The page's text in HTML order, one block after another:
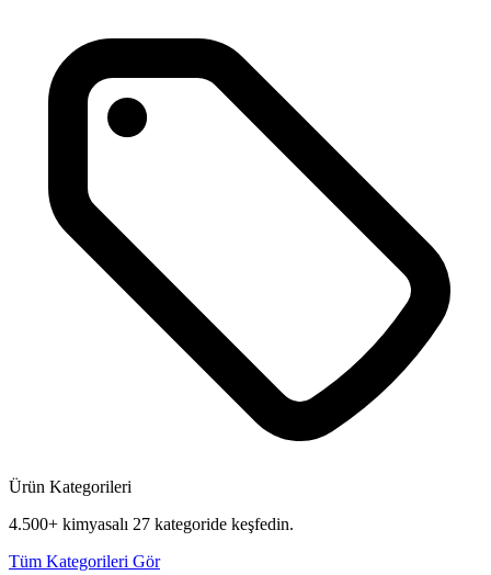
Ürün Kategorileri
4.500+ kimyasalı 27 kategoride keşfedin.
Tüm Kategorileri Gör